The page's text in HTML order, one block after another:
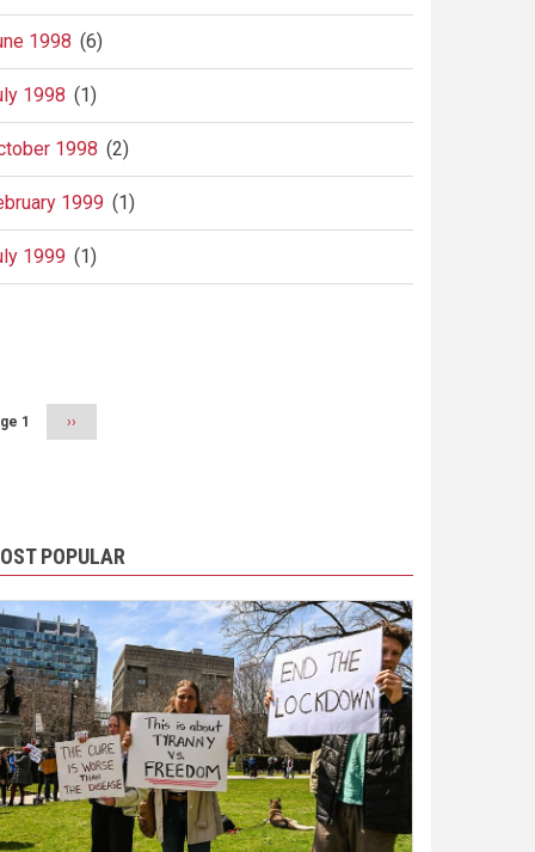
1998 (6)
1998 (1)
1998 (2)
1999 (1)
1999 (1)
1
Next
page
››
POPULAR